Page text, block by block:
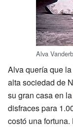
Alva
Alva quería que
alta sociedad de
su gran casa en la
disfraces para
costó una